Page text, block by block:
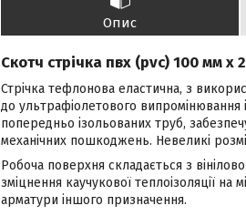
Опис
Скотч стрічка пвх (pvc) 100 мм х
Стрічка тефлонова еластична, з
до ультрафіолетового випромінювання
попередньо ізольованих труб,
механічних пошкоджень. Невеликі
Робоча поверхня складається з
зміцнення каучукової теплоізоляції на
арматури іншого призначення.